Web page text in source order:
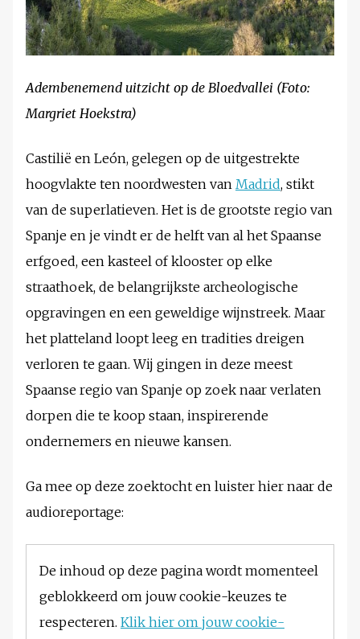
Adembenemend uitzicht op de Bloedvallei (Foto:
Margriet Hoekstra)
Castilië en León, gelegen op de uitgestrekte
hoogvlakte ten noordwesten van Madrid, stikt
van de superlatieven. Het is de grootste regio van
Spanje en je vindt er de helft van al het Spaanse
erfgoed, een kasteel of klooster op elke
straathoek, de belangrijkste archeologische
opgravingen en een geweldige wijnstreek. Maar
het platteland loopt leeg en tradities dreigen
verloren te gaan. Wij gingen in deze meest
Spaanse regio van Spanje op zoek naar verlaten
dorpen die te koop staan, inspirerende
ondernemers en nieuwe kansen.
Ga mee op deze zoektocht en luister hier naar de
audioreportage:
De inhoud op deze pagina wordt momenteel
geblokkeerd om jouw cookie-keuzes te
respecteren. Klik hier om jouw cookie-